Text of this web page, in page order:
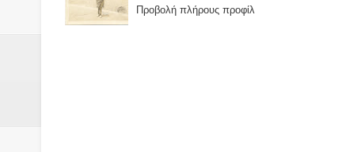
Προβολή πλήρους προφίλ